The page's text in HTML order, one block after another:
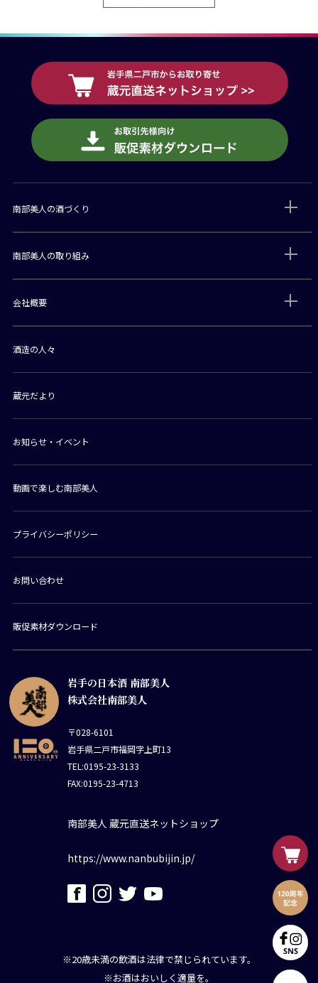
岩手の日本酒 南部美人
株式会社南部美人
〒028-6101
岩手県二戸市福岡字上町13
TEL:0195-23-3133
FAX:0195-23-4713
南部美人 蔵元直送ネットショップ
https://www.nanbubijin.jp/
南部美人の酒づくり
南部美人の取り組み
会社概要
酒造の人々
蔵元だより
お知らせ・イベント
動画で楽しむ南部美人
プライバシーポリシー
お問い合わせ
販促素材ダウンロード
※20歳未満の飲酒は法律で禁じられています。
※お酒はおいしく適量を。